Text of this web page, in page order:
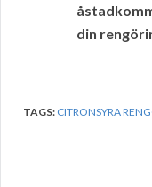
din
TAGS: CITRONSYRA